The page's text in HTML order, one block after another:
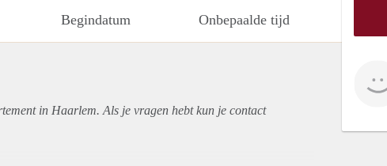
Begindatum Onbepaalde tijd
in Haarlem. Als je vragen hebt kun je contact